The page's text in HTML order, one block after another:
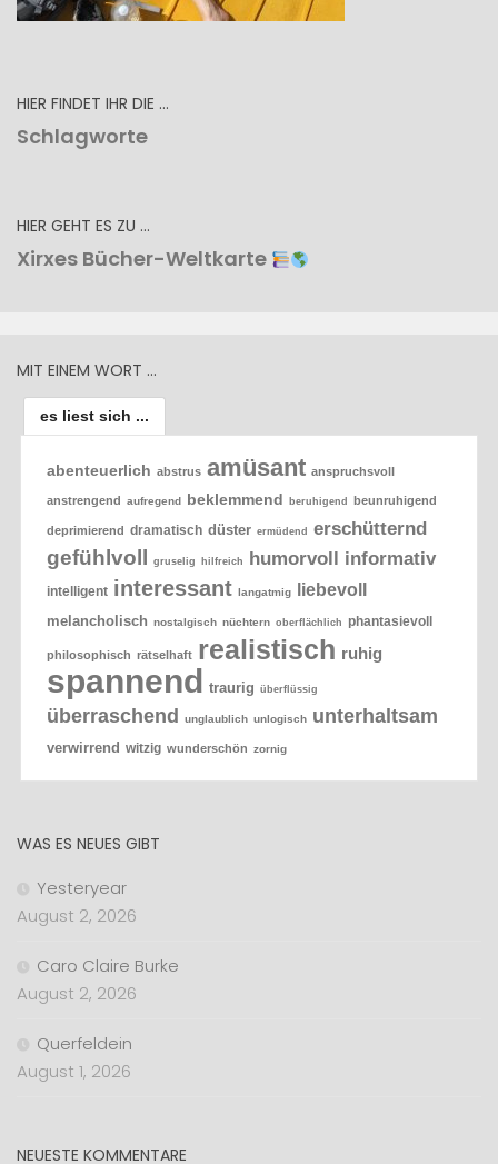
HIER FINDET IHR DIE …
Schlagworte
HIER GEHT ES ZU …
Xirxes Bücher-Weltkarte
MIT EINEM WORT …
es liest sich ...
abenteuerlich abstrus amüsant anspruchsvoll
anstrengend aufregend beklemmend beruhigend beunruhigend
deprimierend dramatisch düster ermüdend erschütternd
gefühlvoll gruselig hilfreich humorvoll informativ
intelligent interessant langatmig liebevoll
melancholisch nostalgisch nüchtern oberflächlich phantasievoll
philosophisch rätselhaft realistisch ruhig
spannend traurig überflüssig
überraschend unglaublich unlogisch unterhaltsam
verwirrend witzig wunderschön zornig
WAS ES NEUES GIBT
Yesteryear
August 2, 2026
Caro Claire Burke
August 2, 2026
Querfeldein
August 1, 2026
NEUESTE KOMMENTARE